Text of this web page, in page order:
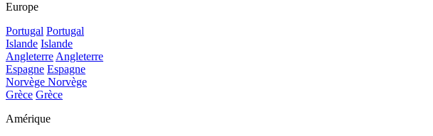
Europe
Portugal Portugal
Islande Islande
AngleterreAngleterre
Espagne Espagne
Norvège Norvège
Grèce Grèce
Amérique